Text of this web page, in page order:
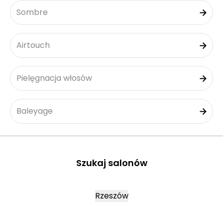
Sombre
Airtouch
Pielęgnacja włosów
Baleyage
Szukaj salonów
Rzeszów